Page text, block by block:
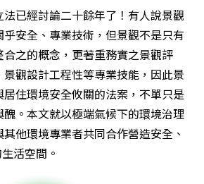
已經討論二十餘年了！有人說景觀
安全、專業技術，但景觀不是只有
之的概念，更著重務實之景觀評
觀設計工程性等專業技能，因此景
住環境安全攸關的法案，不單只是
。本文就以極端氣候下的環境治理
他環境專業者共同合作營造安全、
活空間。